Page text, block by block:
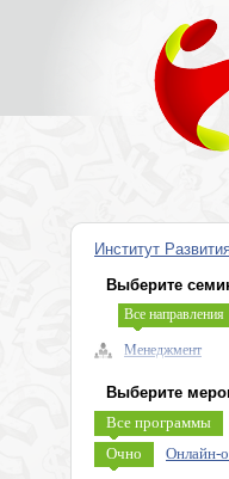
Институт
Выберите
Все направления
Менеджмент
Безопасность
Экономика, право
Налоговое
Выберите
Все программы
Очно
Онлайн-